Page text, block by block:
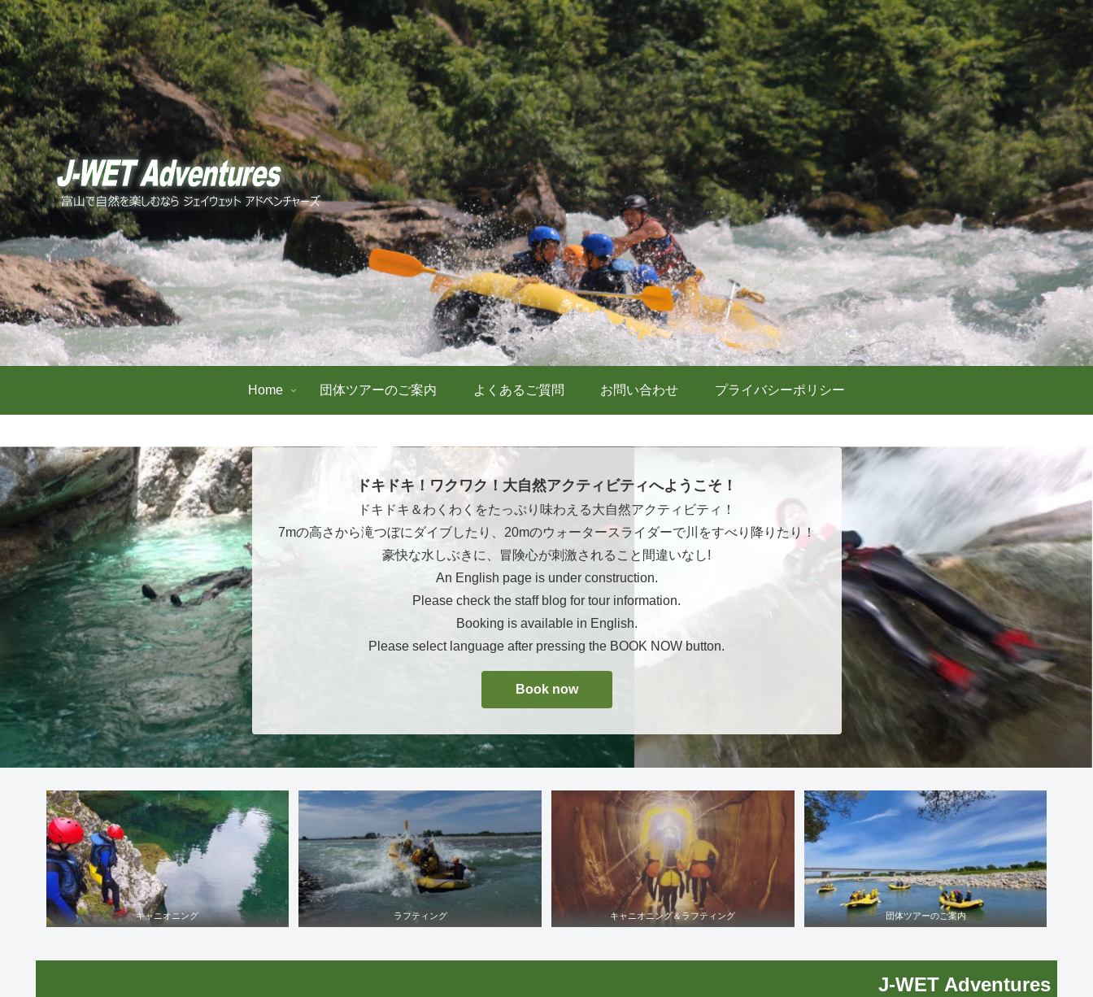
Home 団体ツアーのご案内 よくあるご質問 お問い合わせ プライバシーポリシー
ドキドキ！ワクワク！大自然アクティビティへようこそ！
ドキドキ＆わくわくをたっぷり味わえる大自然アクティビティ！
7mの高さから滝つぼにダイブしたり、20mのウォータースライダーで川をすべり降りたり！
豪快な水しぶきに、冒険心が刺激されること間違いなし!
An English page is under construction.
Please check the staff blog for tour information.
Booking is available in English.
Please select language after pressing the BOOK NOW button.
Book now
キャニオニング ラフティング キャニオニング＆ラフティング 団体ツアーのご案内
J-WET Adventures